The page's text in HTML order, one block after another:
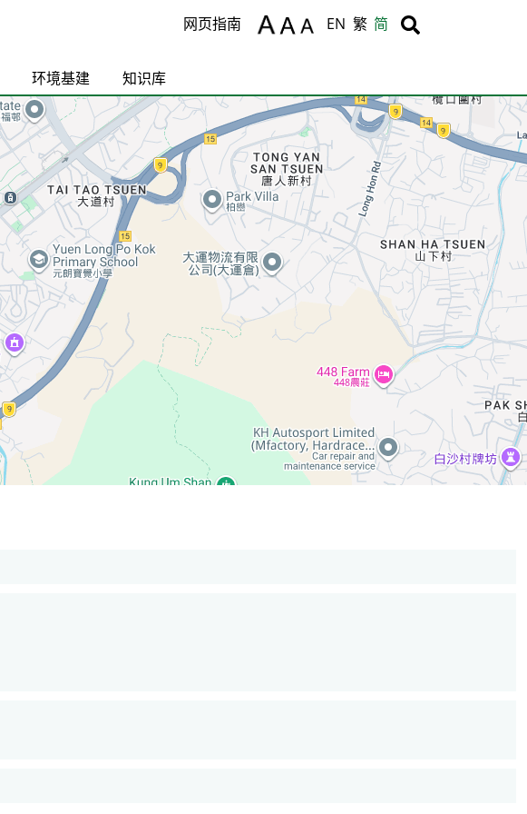
Body
网页指南 EN 繁 简 Body
环境基建 知识库